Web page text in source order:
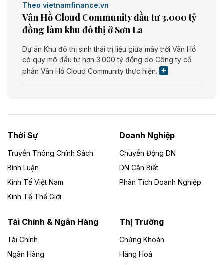
Theo vietnamfinance.vn
Vân Hồ Cloud Community đầu tư 3.000 tỷ
đồng làm khu đô thị ở Sơn La
Dự án Khu đô thị sinh thái trị liệu giữa mây trời Vân Hồ
có quy mô đầu tư hơn 3.000 tỷ đồng do Công ty cổ
phần Vân Hồ Cloud Community thực hiện.
Dự án Nhà máy xử lý rác và phát điện Bắc Giang do
Công ty TNHH Năng lượng môi trường Bắc Giang làm
Theo vietnamfinance.vn
Đức Long Gia Lai mở rộng ‘hệ sinh thái’
Lai
Bốn doanh nghiệp có sự góp vốn của Công ty Cổ
phần Tập đoàn Đức Long Gia Lai (HoSE: DLG) được
Thời Sự
Truyền Thông Chính Sách
Bình Luận
Kinh Tế Việt Nam
Kinh Tế Thế Giới
Doanh Nghiệp
Chuyển Động DN
DN Cần Biết
Phân Tích Doanh Nghiệp
Tài Chính & Ngân Hàng
Tài Chính
Ngân Hàng
Thị Trường
Chứng Khoán
Hàng Hoá